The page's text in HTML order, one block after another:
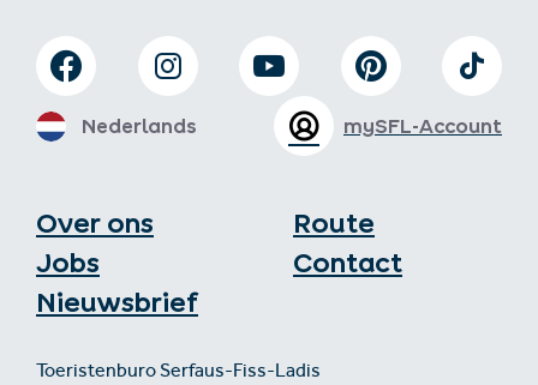
Over ons
Jobs
Nieuwsbrief
Route
Contact
Toeristenburo Serfaus-Fiss-Ladis
mySFL-Account
Nederlands